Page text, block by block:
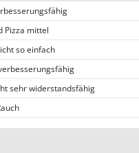
Pizza mittel
so einfach
sehr widerstandsfähig